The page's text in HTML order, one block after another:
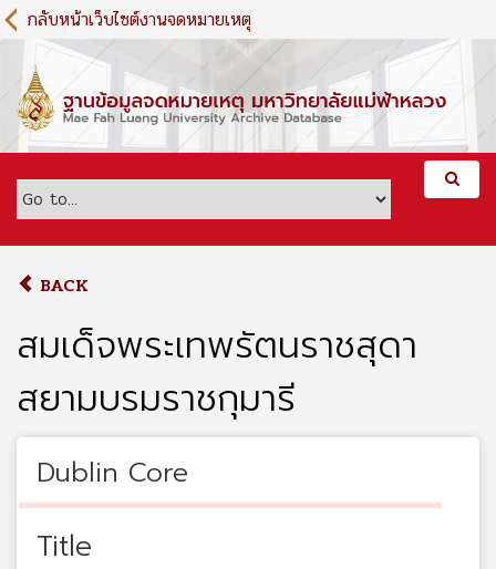
S
k
m
c
กลับหน้าเว็บไซต์งานจดหมายเหตุ
BACK
สมเด็จพระเทพรัตนราชสุดา
สยามบรมราชกุมารี
Dublin Core
Title